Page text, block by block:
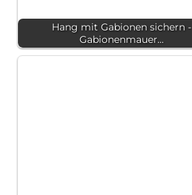
Hang mit Gabionen sichern -
Gabionenmauer…